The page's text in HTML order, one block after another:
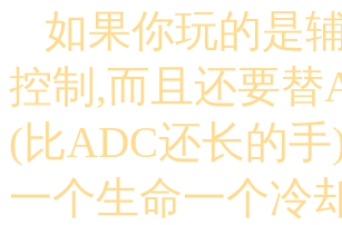
如果你玩的是
控制,而且还要替
(比ADC还长的
一个生命一个冷